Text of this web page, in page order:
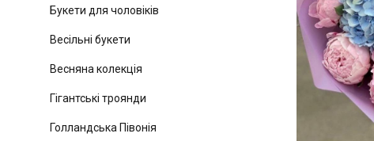
Букети для чоловіків
Весільні букети
Весняна колекція
Гігантські троянди
Голландська Півонія